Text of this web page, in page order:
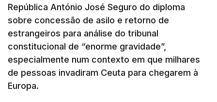
República António José Seguro do diploma
sobre concessão de asilo e retorno de
estrangeiros para análise do tribunal
constitucional de “enorme gravidade”,
especialmente num contexto em que milhares
de pessoas invadiram Ceuta para chegarem à
Europa.